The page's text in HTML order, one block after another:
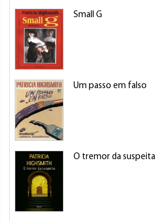
Small G
Um passo em falso
O tremor da suspeita